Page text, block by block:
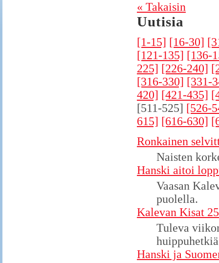
« Takaisin
Uutisia
[1-15] [16-30]
[121-135] [136-
225] [226-240]
[316-330] [331-
420] [421-435]
[511-525] [526-
615] [616-630]
Ronkainen
Naisten
Hanski aitoi
Vaasan
puolella.
Kalevan Kisat
Tuleva
huippuhetkiä
Hanski ja